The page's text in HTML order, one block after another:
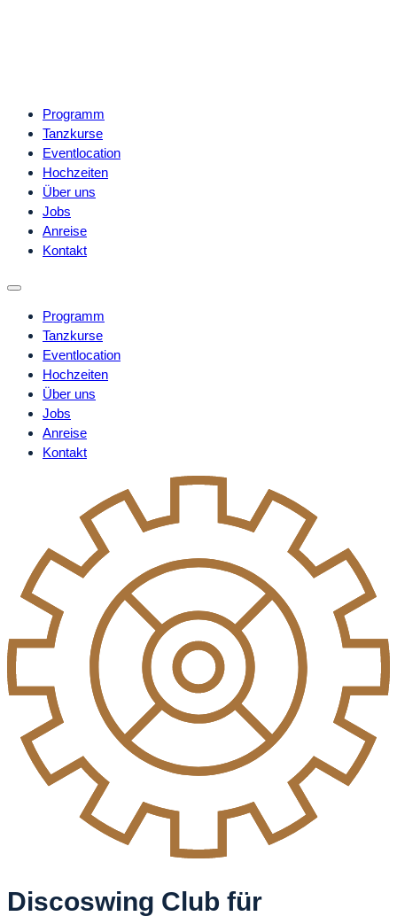
Programm
Tanzkurse
Eventlocation
Hochzeiten
Über uns
Jobs
Anreise
Kontakt
Programm
Tanzkurse
Eventlocation
Hochzeiten
Über uns
Jobs
Anreise
Kontakt
Discoswing Club für